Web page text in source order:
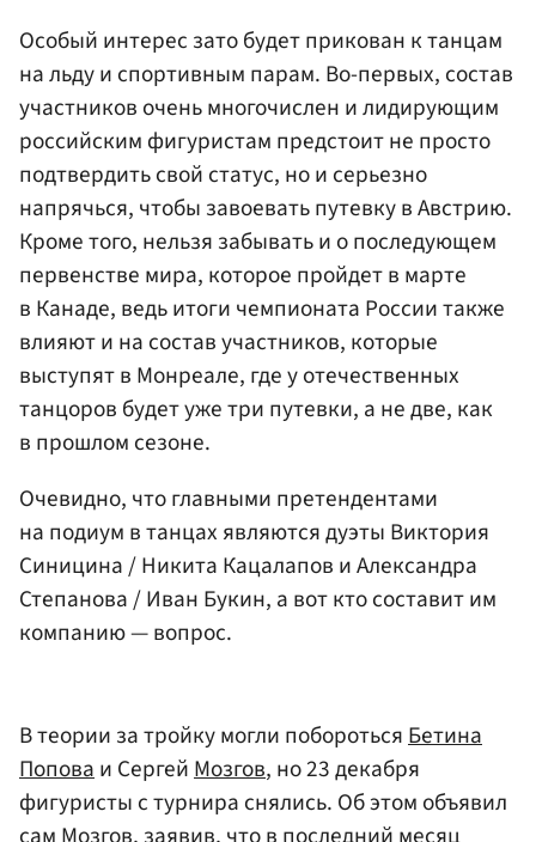
Особый интерес зато будет прикован к танцам
на льду и спортивным парам. Во-первых, состав
участников очень многочислен и лидирующим
российским фигуристам предстоит не просто
подтвердить свой статус, но и серьезно
напрячься, чтобы завоевать путевку в Австрию.
Кроме того, нельзя забывать и о последующем
первенстве мира, которое пройдет в марте
в Канаде, ведь итоги чемпионата России также
влияют и на состав участников, которые
выступят в Монреале, где у отечественных
танцоров будет уже три путевки, а не две, как
в прошлом сезоне.
Очевидно, что главными претендентами
на подиум в танцах являются дуэты Виктория
Синицина / Никита Кацалапов и Александра
Степанова / Иван Букин, а вот кто составит им
компанию — вопрос.
В теории за тройку могли поборотьсяБетина
Поповаи СергейМозгов, но 23 декабря
фигуристы с турнира снялись. Об этом объявил